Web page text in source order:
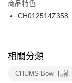
３．收到繳費通知簡
ATM／網路銀行／等
※ 交易是否成功請以
是否繳費成功／繳費
客戶支援中心」
付款後門市自取
每筆NT$100，滿
商品特色
CH012514Z358
相關分類
CHUMS Bowl 長袖